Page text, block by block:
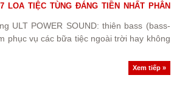
LOA TIỆC TÙNG ĐÁNG TIỀN NHẤT PHÂN
ULT POWER SOUND: thiên bass (bass-
phục vụ các bữa tiệc ngoài trời hay không
Xem tiếp »